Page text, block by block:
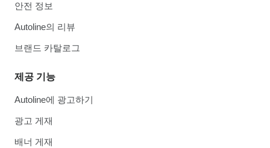
안전 정보
Autoline의 리뷰
브랜드 카탈로그
제공 기능
Autoline에 광고하기
광고 게재
배너 게재